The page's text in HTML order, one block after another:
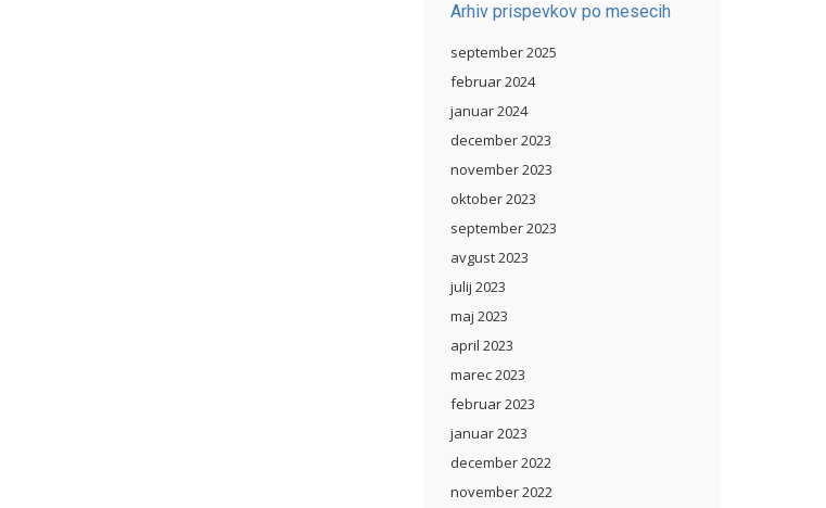
Arhiv prispevkov po mesecih
september 2025
februar 2024
januar 2024
december 2023
november 2023
oktober 2023
september 2023
avgust 2023
julij 2023
maj 2023
april 2023
marec 2023
februar 2023
januar 2023
december 2022
november 2022